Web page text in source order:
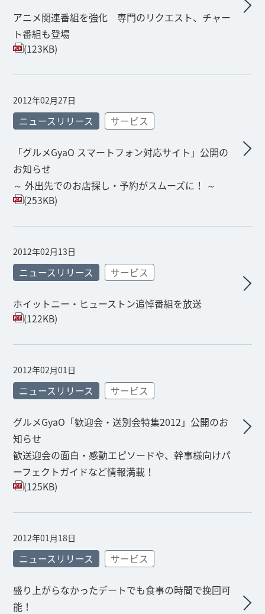
アニメ関連番組を強化 専門のリクエスト、チャー
ト番組も登場
(123KB)
2012年02月27日
ニュースリリース サービス
「グルメGyaO スマートフォン対応サイト」公開の
お知らせ
～ 外出先でのお店探し・予約がスムーズに！ ～
(253KB)
2012年02月13日
ニュースリリース サービス
ホイットニー・ヒューストン追悼番組を放送
(122KB)
2012年02月01日
ニュースリリース サービス
グルメGyaO「歓迎会・送別会特集2012」公開のお
知らせ
歓送迎会の面白・感動エピソードや、幹事様向けパ
ーフェクトガイドなど情報満載！
(125KB)
2012年01月18日
ニュースリリース サービス
盛り上がらなかったデートでも食事の時間で挽回可
能！